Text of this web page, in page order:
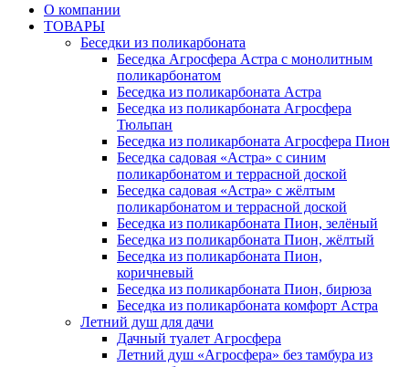
О компании
ТОВАРЫ
Беседки из поликарбоната
Беседка Агросфера Астра с монолитным
поликарбонатом
Беседка из поликарбоната Астра
Беседка из поликарбоната Агросфера
Тюльпан
Беседка из поликарбоната Агросфера Пион
Беседка садовая «Астра» с синим
поликарбонатом и террасной доской
Беседка садовая «Астра» с жёлтым
поликарбонатом и террасной доской
Беседка из поликарбоната Пион, зелёный
Беседка из поликарбоната Пион, жёлтый
Беседка из поликарбоната Пион,
коричневый
Беседка из поликарбоната Пион, бирюза
Беседка из поликарбоната комфорт Астра
Летний душ для дачи
Дачный туалет Агросфера
Летний душ «Агросфера» без тамбура из